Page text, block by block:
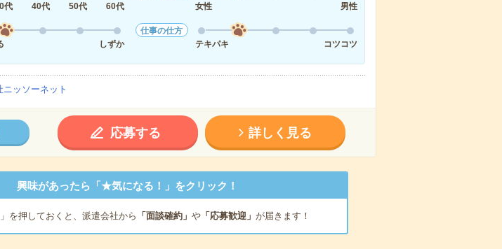
代 40代 50代 60代
女性
男性
しずか
仕事の仕方
テキパキ
コツコツ
ニッソーネット
応募する 詳しく見る
興味があったら「★気になる！」をクリック！
」を押しておくと、派遣会社から 「面談確約」 や「応募歓迎」 が届きます！